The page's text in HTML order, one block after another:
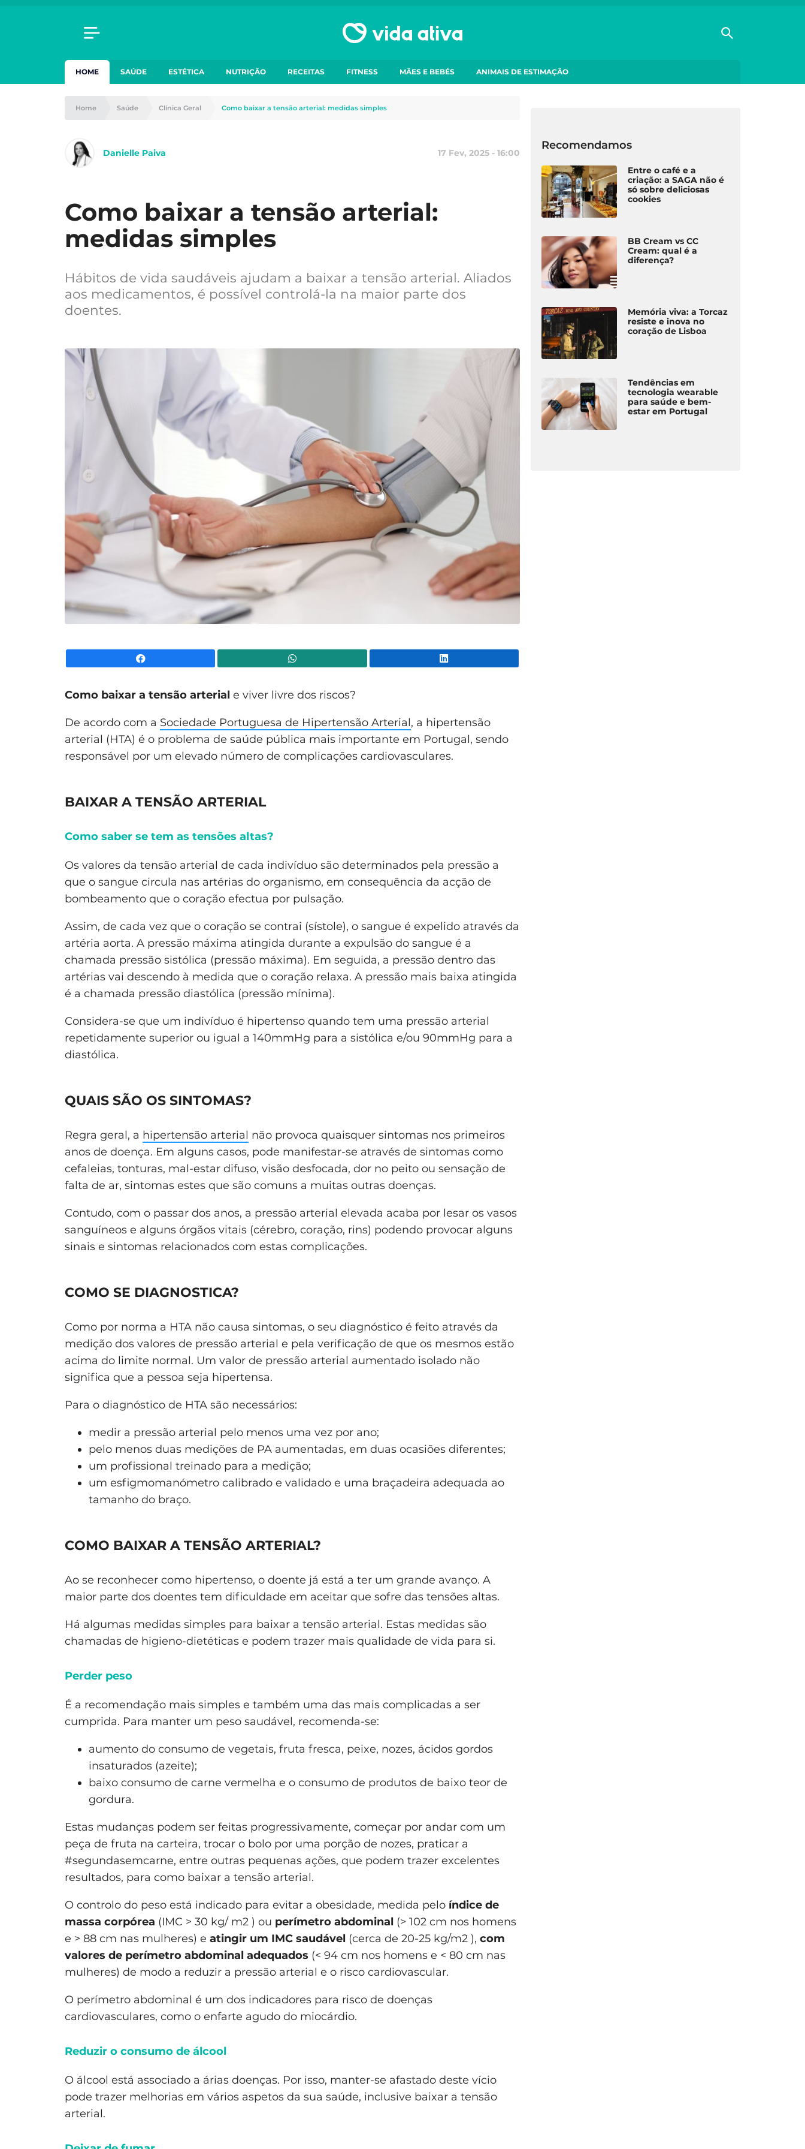
HOME SAÚDE ESTÉTICA NUTRIÇÃO RECEITAS FITNESS MÃES E BEBÉS ANIMAIS DE ESTIMAÇÃO
Home Saúde Clínica Geral Como baixar a tensão arterial: medidas simples
Danielle Paiva 17 Fev, 2025 - 16:00
Como baixar a tensão arterial:
medidas simples
Hábitos de vida saudáveis ajudam a baixar a tensão arterial. Aliados
aos medicamentos, é possível controlá-la na maior parte dos
doentes.
Como baixar a tensão arterial e viver livre dos riscos?
De acordo com a Sociedade Portuguesa de Hipertensão Arterial, a hipertensão
arterial (HTA) é o problema de saúde pública mais importante em Portugal, sendo
responsável por um elevado número de complicações cardiovasculares.
BAIXAR A TENSÃO ARTERIAL
Como saber se tem as tensões altas?
Os valores da tensão arterial de cada indivíduo são determinados pela pressão a
que o sangue circula nas artérias do organismo, em consequência da acção de
bombeamento que o coração efectua por pulsação.
Assim, de cada vez que o coração se contrai (sístole), o sangue é expelido através da
artéria aorta. A pressão máxima atingida durante a expulsão do sangue é a
chamada pressão sistólica (pressão máxima). Em seguida, a pressão dentro das
artérias vai descendo à medida que o coração relaxa. A pressão mais baixa atingida
é a chamada pressão diastólica (pressão mínima).
Considera-se que um indivíduo é hipertenso quando tem uma pressão arterial
repetidamente superior ou igual a 140mmHg para a sistólica e/ou 90mmHg para a
diastólica.
QUAIS SÃO OS SINTOMAS?
Regra geral, a hipertensão arterial não provoca quaisquer sintomas nos primeiros
anos de doença. Em alguns casos, pode manifestar-se através de sintomas como
cefaleias, tonturas, mal-estar difuso, visão desfocada, dor no peito ou sensação de
falta de ar, sintomas estes que são comuns a muitas outras doenças.
Contudo, com o passar dos anos, a pressão arterial elevada acaba por lesar os vasos
sanguíneos e alguns órgãos vitais (cérebro, coração, rins) podendo provocar alguns
sinais e sintomas relacionados com estas complicações.
COMO SE DIAGNOSTICA?
Como por norma a HTA não causa sintomas, o seu diagnóstico é feito através da
medição dos valores de pressão arterial e pela verificação de que os mesmos estão
acima do limite normal. Um valor de pressão arterial aumentado isolado não
significa que a pessoa seja hipertensa.
Para o diagnóstico de HTA são necessários:
medir a pressão arterial pelo menos uma vez por ano;
pelo menos duas medições de PA aumentadas, em duas ocasiões diferentes;
um profissional treinado para a medição;
um esfigmomanómetro calibrado e validado e uma braçadeira adequada ao
tamanho do braço.
COMO BAIXAR A TENSÃO ARTERIAL?
Ao se reconhecer como hipertenso, o doente já está a ter um grande avanço. A
maior parte dos doentes tem dificuldade em aceitar que sofre das tensões altas.
Há algumas medidas simples para baixar a tensão arterial. Estas medidas são
chamadas de higieno-dietéticas e podem trazer mais qualidade de vida para si.
Perder peso
É a recomendação mais simples e também uma das mais complicadas a ser
cumprida. Para manter um peso saudável, recomenda-se:
aumento do consumo de vegetais, fruta fresca, peixe, nozes, ácidos gordos
insaturados (azeite);
baixo consumo de carne vermelha e o consumo de produtos de baixo teor de
gordura.
Estas mudanças podem ser feitas progressivamente, começar por andar com um
peça de fruta na carteira, trocar o bolo por uma porção de nozes, praticar a
#segundasemcarne, entre outras pequenas ações, que podem trazer excelentes
resultados, para como baixar a tensão arterial.
O controlo do peso está indicado para evitar a obesidade, medida pelo índice de
massa corpórea (IMC > 30 kg/ m2 ) ou perímetro abdominal (> 102 cm nos homens
e > 88 cm nas mulheres) e atingir um IMC saudável (cerca de 20-25 kg/m2 ), com
valores de perímetro abdominal adequados (< 94 cm nos homens e < 80 cm nas
mulheres) de modo a reduzir a pressão arterial e o risco cardiovascular.
O perímetro abdominal é um dos indicadores para risco de doenças
cardiovasculares, como o enfarte agudo do miocárdio.
Reduzir o consumo de álcool
O álcool está associado a árias doenças. Por isso, manter-se afastado deste vício
pode trazer melhorias em vários aspetos da sua saúde, inclusive baixar a tensão
arterial.
Recomendamos
Entre o café e a
criação: a SAGA não é
só sobre deliciosas
cookies
BB Cream vs CC
Cream: qual é a
diferença?
Memória viva: a Torcaz
resiste e inova no
coração de Lisboa
Tendências em
tecnologia wearable
para saúde e bem-
estar em Portugal